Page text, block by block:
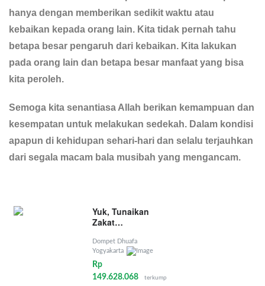
hanya dengan memberikan sedikit waktu atau
kebaikan kepada orang lain. Kita tidak pernah tahu
betapa besar pengaruh dari kebaikan. Kita lakukan
pada orang lain dan betapa besar manfaat yang bisa
kita peroleh.
Semoga kita senantiasa Allah berikan kemampuan dan
kesempatan untuk melakukan sedekah. Dalam kondisi
apapun di kehidupan sehari-hari dan selalu terjauhkan
dari segala macam bala musibah yang mengancam.
Yuk, Tunaikan
Zakat
Dompet Dhuafa
Yogyakarta
Rp
149.628.068
terkumpul